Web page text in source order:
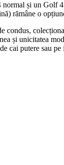
și un Golf
rămâne o
condus,
și unicitatea
cai putere sau